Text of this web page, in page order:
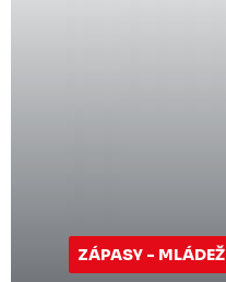
ZÁPASY - MLÁDEŽ